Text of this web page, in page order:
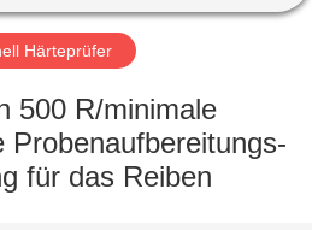
Härteprüfer
500 R/minimale
Probenaufbereitungs-
für das Reiben